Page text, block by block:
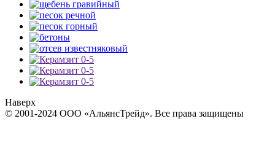
Наверх
© 2001-2024 ООО «АльянсТрейд». Все права защищены